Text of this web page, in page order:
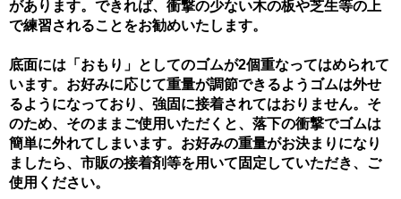
があります。できれば、衝撃の少ない木の板や芝生等の上
で練習されることをお勧めいたします。
底面には「おもり」としてのゴムが2個重なってはめられて
います。お好みに応じて重量が調節できるようゴムは外せ
るようになっており、強固に接着されてはおりません。そ
のため、そのままご使用いただくと、落下の衝撃でゴムは
簡単に外れてしまいます。お好みの重量がお決まりになり
ましたら、市販の接着剤等を用いて固定していただき、ご
使用ください。